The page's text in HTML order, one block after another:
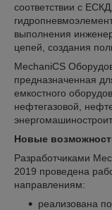
соответствии с
выполнения
цепей, создания
MechaniCS
предназначенная
емкостного
нефтегазовой,
Новые
Разработчиками
2019 проведена
направлениям:
реализована